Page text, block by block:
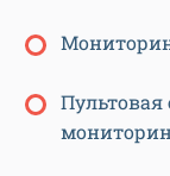
Пультовая